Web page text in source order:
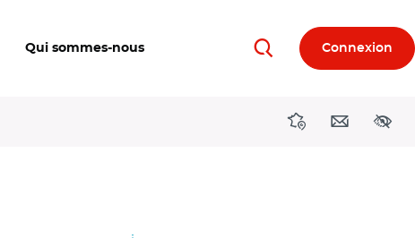
Qui sommes-nous RechercherConnexion
DirectionsContact